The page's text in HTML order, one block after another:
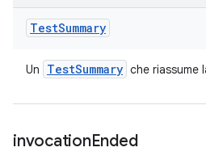
TestSummary
Un TestSummary che riassume
invocationEnded